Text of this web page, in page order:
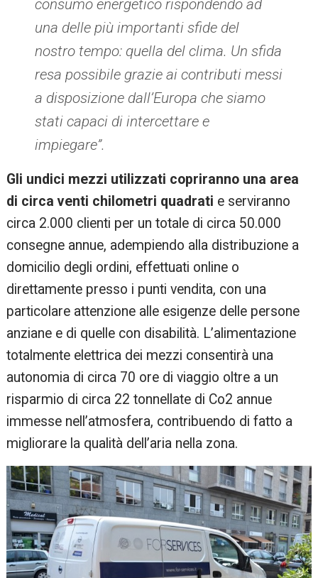
consumo energetico rispondendo ad
una delle più importanti sfide del
nostro tempo: quella del clima. Un sfida
resa possibile grazie ai contributi messi
a disposizione dall’Europa che siamo
stati capaci di intercettare e
impiegare”.
Gli undici mezzi utilizzati copriranno una area
di circa venti chilometri quadrati e serviranno
circa 2.000 clienti per un totale di circa 50.000
consegne annue, adempiendo alla distribuzione a
domicilio degli ordini, effettuati online o
direttamente presso i punti vendita, con una
particolare attenzione alle esigenze delle persone
anziane e di quelle con disabilità. L’alimentazione
totalmente elettrica dei mezzi consentirà una
autonomia di circa 70 ore di viaggio oltre a un
risparmio di circa 22 tonnellate di Co2 annue
immesse nell’atmosfera, contribuendo di fatto a
migliorare la qualità dell’aria nella zona.